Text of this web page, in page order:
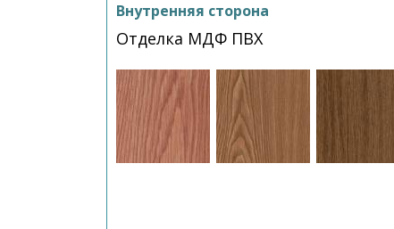
Внутренняя сторона
Отделка МДФ ПВХ